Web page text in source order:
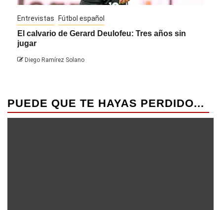
Entrevistas Fútbol español
El calvario de Gerard Deulofeu: Tres años sin
jugar
Diego Ramírez Solano
PUEDE QUE TE HAYAS PERDIDO...